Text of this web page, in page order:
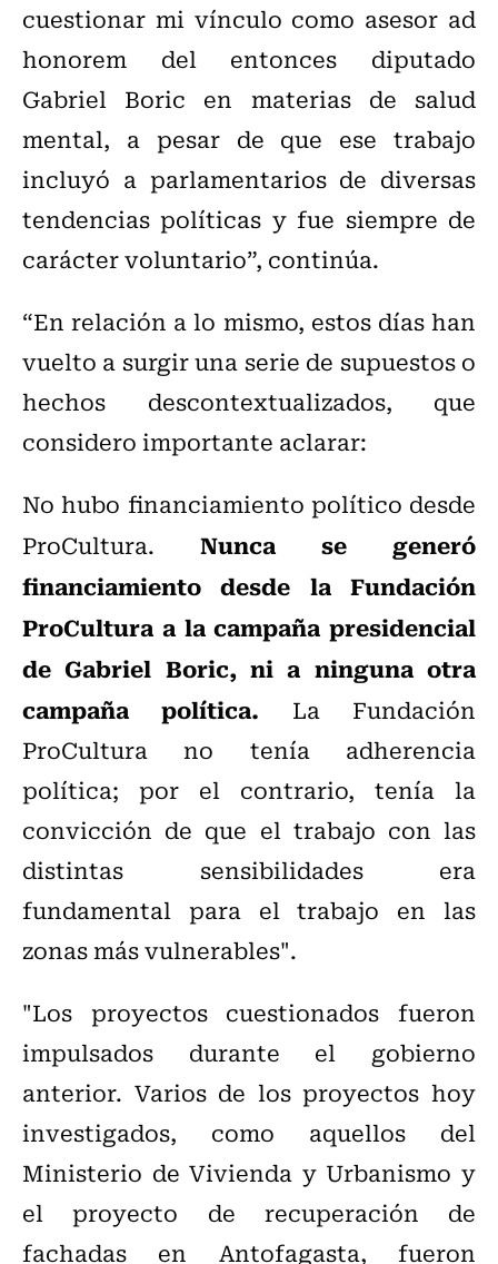
cuestionar mi vínculo como asesor ad
honorem del entonces diputado
Gabriel Boric en materias de salud
mental, a pesar de que ese trabajo
incluyó a parlamentarios de diversas
tendencias políticas y fue siempre de
carácter voluntario”, continúa.
“En relación a lo mismo, estos días han
vuelto a surgir una serie de supuestos o
hechos descontextualizados, que
considero importante aclarar:
No hubo financiamiento político desde
ProCultura. Nunca se generó
financiamiento desde la Fundación
ProCultura a la campaña presidencial
de Gabriel Boric, ni a ninguna otra
campaña política. La Fundación
ProCultura no tenía adherencia
política; por el contrario, tenía la
convicción de que el trabajo con las
distintas sensibilidades era
fundamental para el trabajo en las
zonas más vulnerables".
"Los proyectos cuestionados fueron
impulsados durante el gobierno
anterior. Varios de los proyectos hoy
investigados, como aquellos del
Ministerio de Vivienda y Urbanismo y
el proyecto de recuperación de
fachadas en Antofagasta, fueron